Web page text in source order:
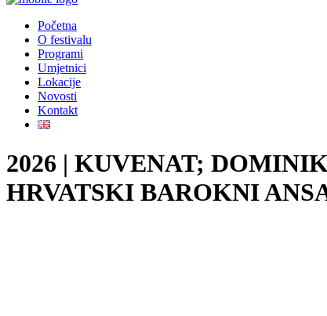
Početna
O festivalu
Programi
Umjetnici
Lokacije
Novosti
Kontakt
2026 | KUVENAT;
HRVATSKI BAROKNI